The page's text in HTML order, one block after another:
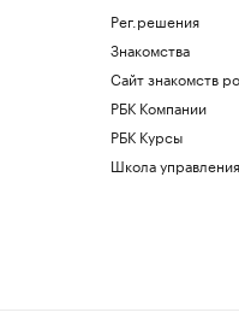
Рег.решения
Знакомства
Сайт знакомств
РБК Компании
РБК Курсы
Школа